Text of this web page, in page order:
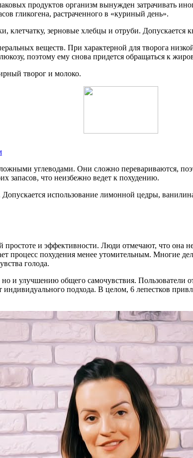
продуктов организм вынужден затрачивать
гликогена, растраченного в «куриный день».
клетчатку, зерновые хлебцы и отруби. Допускается
веществ. При характерной для творога
поэтому ему снова придется обращаться к
творог и молоко.
углеводами. Они сложно перевариваются,
запасов, что неизбежно ведет к похудению.
использование лимонной цедры,
простоте и эффективности. Люди отмечают, что она
процесс похудения менее утомительным. Многие
голода.
но и улучшению общего самочувствия.
подхода. В целом, 6 лепестков